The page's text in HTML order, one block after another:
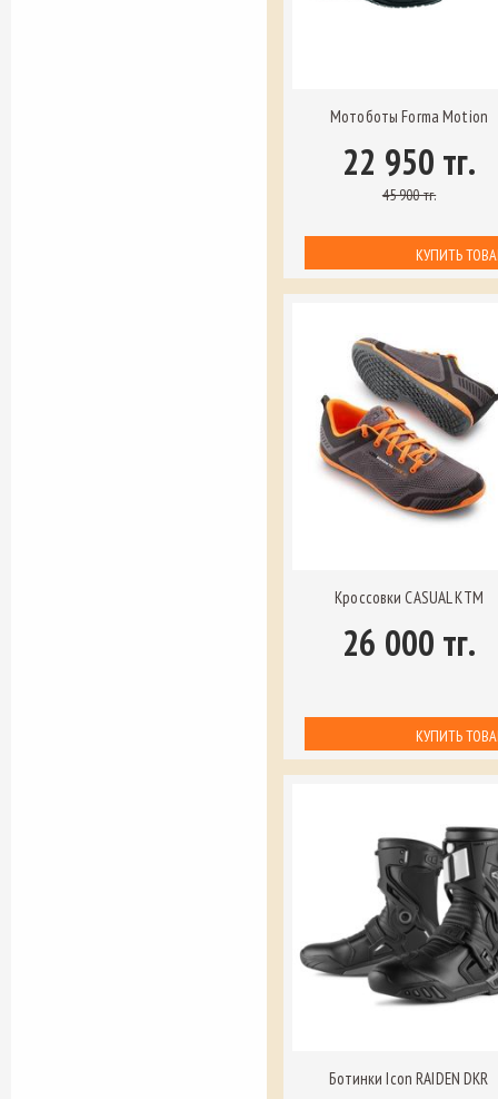
Мотоботы Forma Motion
22 950 тг.
45 900 тг.
Кроссовки CASUAL КТМ
26 000 тг.
Ботинки Icon RAIDEN DKR